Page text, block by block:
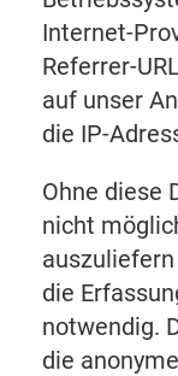
Internet-
Referrer-
auf unser
die IP-
Ohne diese
nicht
die
notwendig.
die